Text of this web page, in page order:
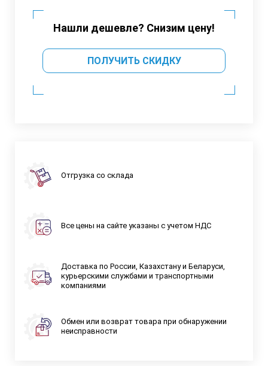
Нашли дешевле? Снизим цену!
ПОЛУЧИТЬ СКИДКУ
Отгрузка со склада
Все цены на сайте указаны с учетом НДС
Доставка по России, Казахстану и Беларуси,
курьерскими службами и транспортными
компаниями
Обмен или возврат товара при обнаружении
неисправности